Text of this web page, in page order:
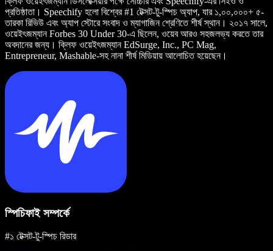
প্রতিষ্ঠাতা। Speechify হলো বিশ্বের #1 টেক্সট-টু-স্পিচ অ্যাপ, যার ১,০০,০০০+ ৫-
তারকা রিভিউ এবং অ্যাপ স্টোরে সংবাদ ও ম্যাগাজিন শ্রেণিতে শীর্ষ স্থান। ২০১৭ সালে,
ওয়েইৎজম্যান Forbes 30 Under 30-এ ছিলেন, ওয়েব আরও সহজলভ্য করতে তার
অবদানের জন্য। ক্লিফ ওয়েইৎজম্যান EdSurge, Inc., PC Mag,
Entrepreneur, Mashable-সহ নানা শীর্ষ মিডিয়ায় আলোচিত হয়েছেন।
স্পিচিফাই সম্পর্কে
#১ টেক্সট-টু-স্পিচ রিডার